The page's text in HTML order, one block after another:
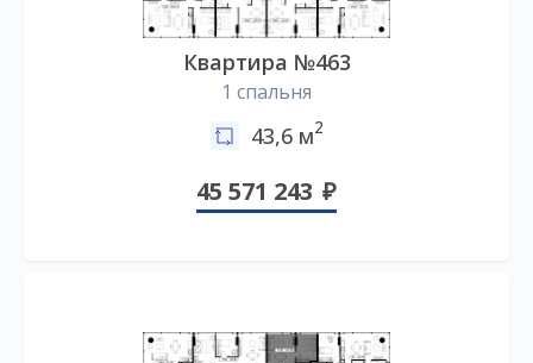
Квартира №463
1 спальня
43,6 м2
45 571 243